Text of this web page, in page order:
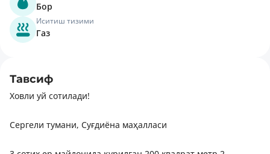
Бор
Иситиш тизими
Газ
Тавсиф
Ховли уй сотилади!
Сергели тумани, Суғдиёна маҳалласи